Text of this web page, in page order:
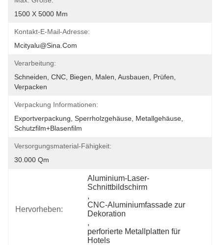
1500 X 5000 Mm
Kontakt-E-Mail-Adresse:
Mcityalu@sina.com
Verarbeitung:
Schneiden, CNC, Biegen, Malen, Ausbauen, Prüfen,
Verpacken
Verpackung Informationen:
Exportverpackung, Sperrholzgehäuse, Metallgehäuse,
Schutzfilm+Blasenfilm
Versorgungsmaterial-Fähigkeit:
30.000 Qm
Hervorheben:
Aluminium-Laser-
Schnittbildschirm
,
CNC-Aluminiumfassade zur
Dekoration
,
perforierte Metallplatten für
Hotels